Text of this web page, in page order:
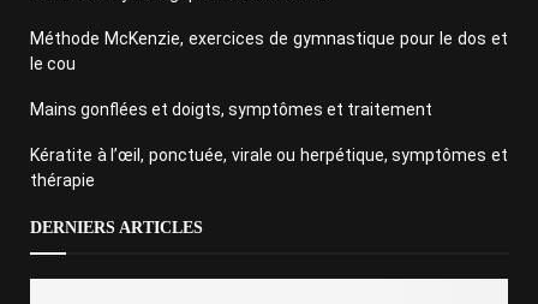
Méthode McKenzie, exercices de gymnastique pour le dos et
le cou
Mains gonflées et doigts, symptômes et traitement
Kératite à l’œil, ponctuée, virale ou herpétique, symptômes et
thérapie
DERNIERS ARTICLES